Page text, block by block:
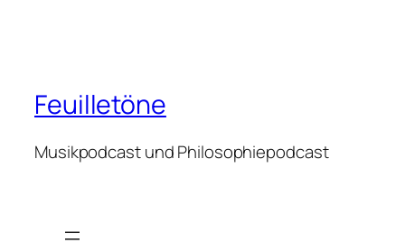
Feuilletöne
Musikpodcast und Philosophiepodcast